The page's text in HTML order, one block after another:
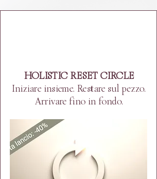
HOLISTIC RESET CIRCLE
Iniziare insieme. Restare sul pezzo.
Arrivare fino in fondo.